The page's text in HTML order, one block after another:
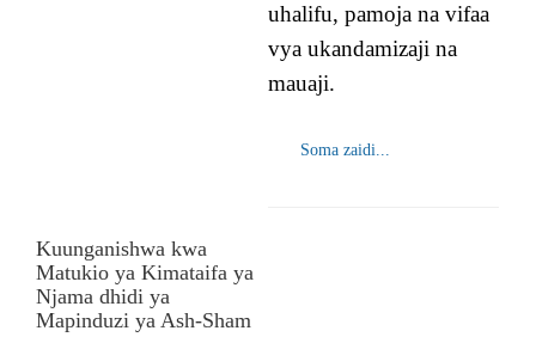
uhalifu, pamoja na vifaa
vya ukandamizaji na
mauaji.
Soma zaidi...
Kuunganishwa kwa
Matukio ya Kimataifa ya
Njama dhidi ya
Mapinduzi ya Ash-Sham